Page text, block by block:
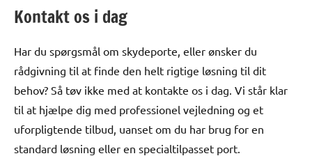
Kontakt os i dag
Har du spørgsmål om skydeporte, eller ønsker du
rådgivning til at finde den helt rigtige løsning til dit
behov? Så tøv ikke med at kontakte os i dag. Vi står klar
til at hjælpe dig med professionel vejledning og et
uforpligtende tilbud, uanset om du har brug for en
standard løsning eller en specialtilpasset port.